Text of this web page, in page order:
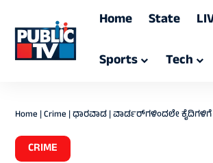
Home State
Sports
Tech
Home |Crime |ಧಾರವಾಡ | ವಾರ್ಡರ್‌ಗಳಿಂದಲೇ ಕೈದಿಗಳಿಗೆ
CRIME